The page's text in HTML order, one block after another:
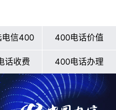
电信400 400电话价值
话收费 400电话办理